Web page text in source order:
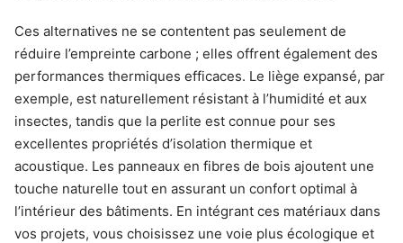
Ces alternatives ne se contentent pas seulement de
réduire l’empreinte carbone ; elles offrent également des
performances thermiques efficaces. Le liège expansé, par
exemple, est naturellement résistant à l’humidité et aux
insectes, tandis que la perlite est connue pour ses
excellentes propriétés d’isolation thermique et
acoustique. Les panneaux en fibres de bois ajoutent une
touche naturelle tout en assurant un confort optimal à
l’intérieur des bâtiments. En intégrant ces matériaux dans
vos projets, vous choisissez une voie plus écologique et